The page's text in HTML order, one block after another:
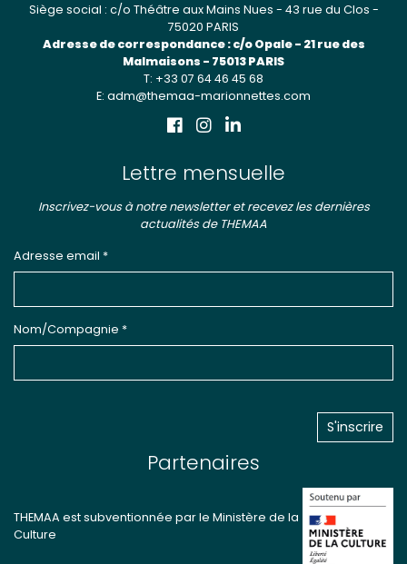
Siège social : c/o Théâtre aux Mains Nues - 43 rue du Clos -
75020 PARIS
Adresse de correspondance : c/o Opale - 21 rue des
Malmaisons - 75013 PARIS
T: +33 07 64 46 45 68
E: adm@themaa-marionnettes.com
Lettre mensuelle
Inscrivez-vous à notre newsletter et recevez les dernières
actualités de THEMAA
Adresse email *
Nom/Compagnie *
Partenaires
THEMAA est subventionnée par le Ministère de la
Culture